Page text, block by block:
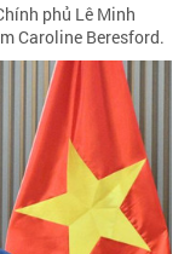
phủ Lê Minh
Caroline Beresford.